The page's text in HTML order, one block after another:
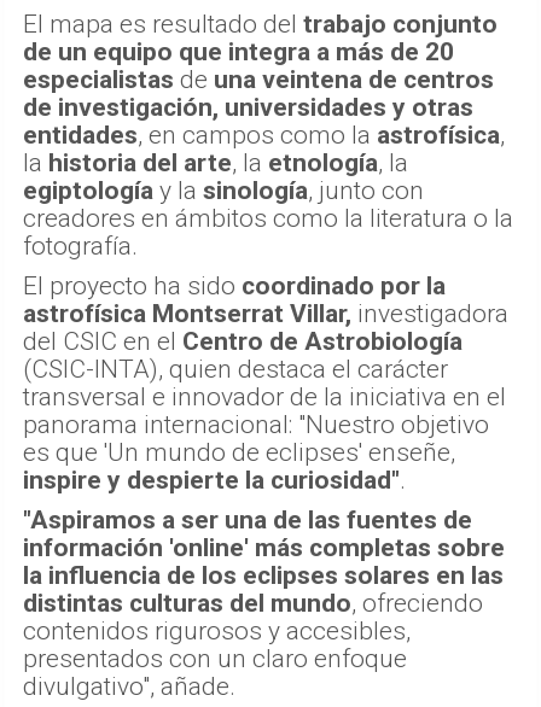
El mapa es resultado del trabajo conjunto
de un equipo que integra a más de 20
especialistas de una veintena de centros
de investigación, universidades y otras
entidades, en campos como la astrofísica,
la historia del arte, la etnología, la
egiptología y la sinología, junto con
creadores en ámbitos como la literatura o la
fotografía.
El proyecto ha sido coordinado por la
astrofísica Montserrat Villar, investigadora
del CSIC en el Centro de Astrobiología
(CSIC-INTA), quien destaca el carácter
transversal e innovador de la iniciativa en el
panorama internacional: "Nuestro objetivo
es que 'Un mundo de eclipses' enseñe,
inspire y despierte la curiosidad".
"Aspiramos a ser una de las fuentes de
información 'online' más completas sobre
la influencia de los eclipses solares en las
distintas culturas del mundo, ofreciendo
contenidos rigurosos y accesibles,
presentados con un claro enfoque
divulgativo", añade.